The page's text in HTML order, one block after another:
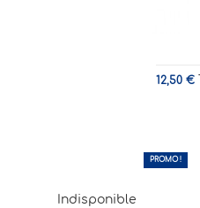
12,50 €
-20%
PROMO !
Indisponible